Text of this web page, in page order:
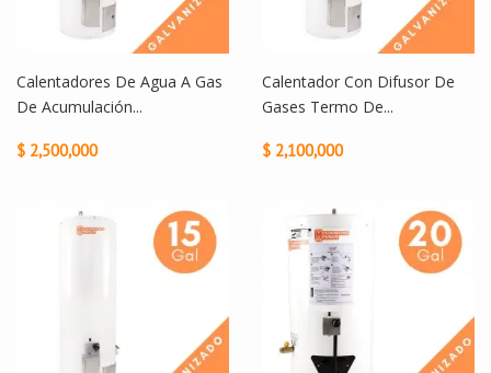
Calentadores De Agua A Gas
De Acumulación...
$ 2,500,000
Calentador Con Difusor De
Gases Termo De...
$ 2,100,000